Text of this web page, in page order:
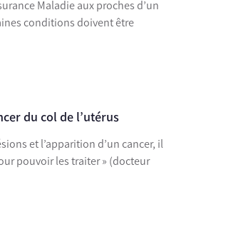
Maladie aux proches d’un
conditions doivent être
du col de l’utérus
et l’apparition d’un cancer, il
pouvoir les traiter » (docteur